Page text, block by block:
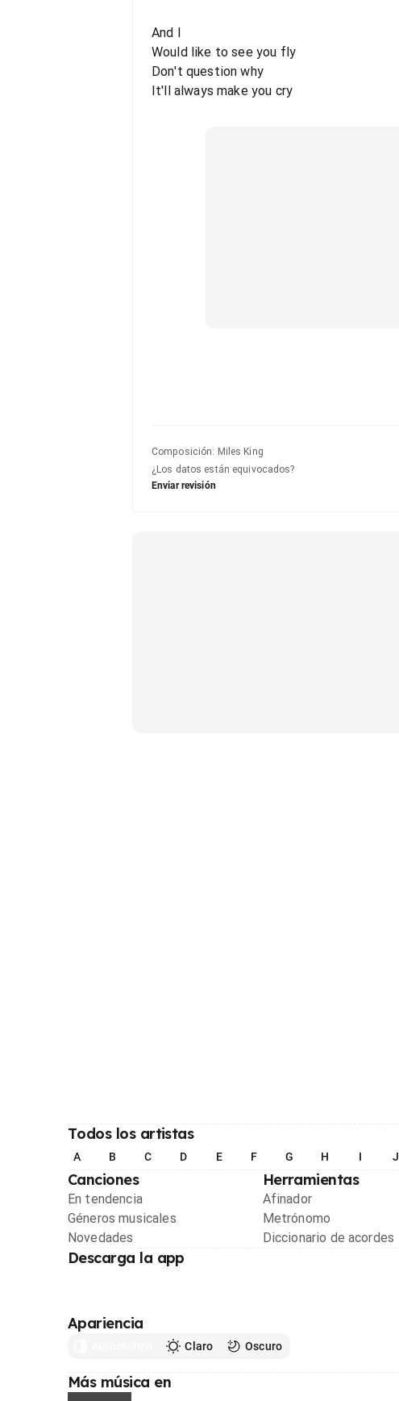
And I
Would like to see you fly
Don't question why
It'll always make you cry
Composición: Miles King
¿Los datos están equivocados?
Enviar revisión
Todos los artistas
A B C D E F G H I J
Canciones
En tendencia
Géneros musicales
Novedades
Herramientas
Afinador
Metrónomo
Diccionario de acordes
Descarga la app
Apariencia
Claro Oscuro
Más música en